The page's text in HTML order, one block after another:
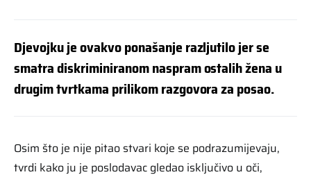
Djevojku je ovakvo ponašanje razljutilo jer se
smatra diskriminiranom naspram ostalih žena u
drugim tvrtkama prilikom razgovora za posao.
Osim što je nije pitao stvari koje se podrazumijevaju,
tvrdi kako ju je poslodavac gledao isključivo u oči,